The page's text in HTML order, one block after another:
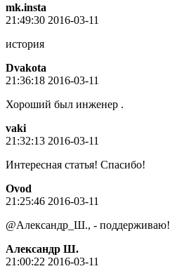
mk.insta
21:49:30 2016-03-11
история
Dvakota
21:36:18 2016-03-11
Хороший был инженер .
vaki
21:32:13 2016-03-11
Интересная статья! Спасибо!
Ovod
21:25:46 2016-03-11
@Александр_Ш., - поддерживаю!
Александр Ш.
21:00:22 2016-03-11